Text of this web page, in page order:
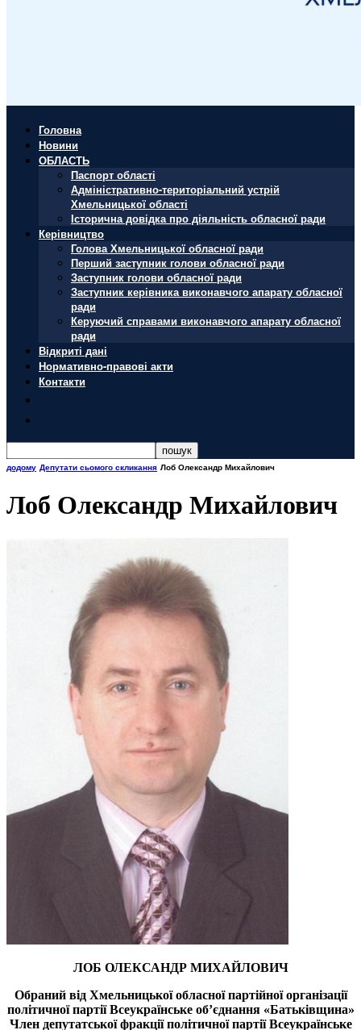
Головна
Новини
ОБЛАСТЬ
Паспорт області
Адміністративно-територіальний устрій
Хмельницької області
Історична довідка про діяльність обласної ради
Керівництво
Голова Хмельницької обласної ради
Перший заступник голови обласної ради
Заступник голови обласної ради
Заступник керівника виконавчого апарату обласної
ради
Керуючий справами виконавчого апарату обласної
ради
Відкриті дані
Нормативно-правові акти
Контакти
додому Депутати сьомого скликання Лоб Олександр Михайлович
Лоб Олександр Михайлович
ЛОБ ОЛЕКСАНДР МИХАЙЛОВИЧ
Обраний від Хмельницької обласної партійної організації
політичної партії Всеукраїнське об’єднання «Батьківщина»
Член депутатської фракції політичної партії Всеукраїнське